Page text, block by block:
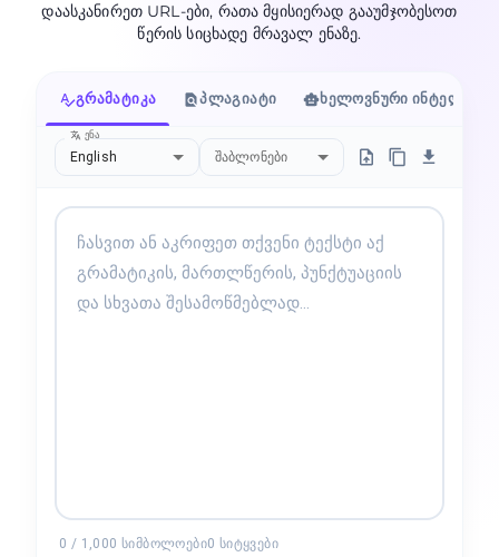
დაასკანირეთ URL-ები, რათა მყისიერად გააუმჯობესოთ
წერის სიცხადე მრავალ ენაზე.
გრამატიკა პლაგიატი ხელოვნური
ენა
English შაბლონები
0 / 1,000 სიმბოლოები0 სიტყვები